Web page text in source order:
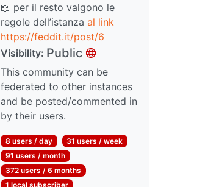
📖 per il resto valgono le
regole dell’istanza al link
https://feddit.it/post/6
Visibility: Public
This community can be
federated to other instances
and be posted/commented in
by their users.
8 users / day
31 users / week
91 users / month
372 users / 6 months
1 local subscriber